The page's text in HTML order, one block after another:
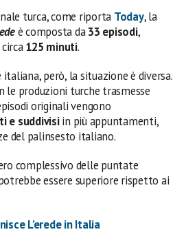
turca, come riporta Today, la
è composta da33 episodi,
125 minuti.
però, la situazione è diversa.
le produzioni turche trasmesse
originali vengono
e suddivisiin più appuntamenti,
del palinsesto italiano.
complessivo delle puntate
essere superiore rispetto ai
L’erede in Italia